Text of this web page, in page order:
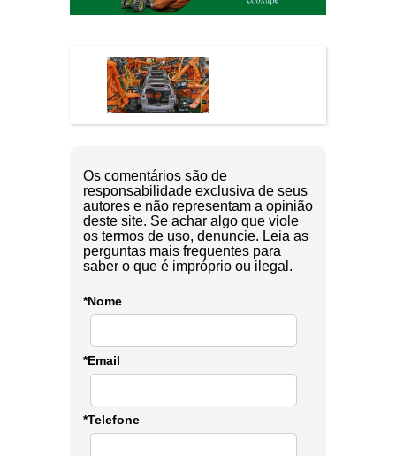
Os comentários são de
responsabilidade exclusiva de seus
autores e não representam a opinião
deste site. Se achar algo que viole
os termos de uso, denuncie. Leia as
perguntas mais frequentes para
saber o que é impróprio ou ilegal.
*Nome
*Email
*Telefone